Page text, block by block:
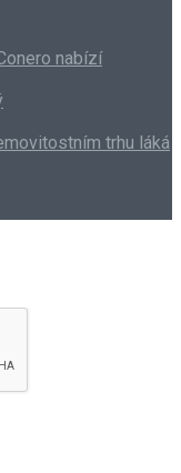
nabízí
trhu láká